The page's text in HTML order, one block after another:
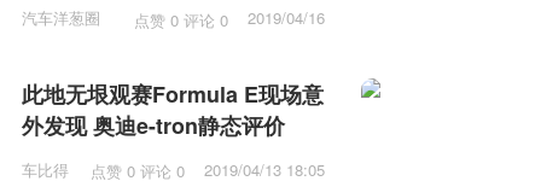
汽车洋葱圈 点赞 0 评论 0
2019/04/16
此地无垠观赛Formula E现场意
外发现 奥迪e-tron静态评价
车比得 点赞 0 评论 0 2019/04/13 18:05